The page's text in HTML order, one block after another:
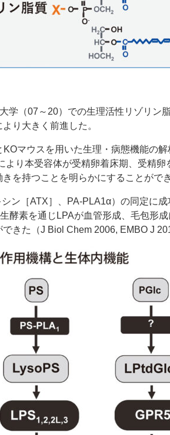
学（07～20）での生理活性リゾリン
り大きく前進した。
マウスを用いた生理・病態機能の解
より本受容体が受精卵着床期、受精卵
を持つことを明らかにすることがで
ン［ATX］、PA-PLA1α）の同定に成
酵素を通じLPAが血管形成、毛包形
きた（J Biol Chem 2006, EMBO J